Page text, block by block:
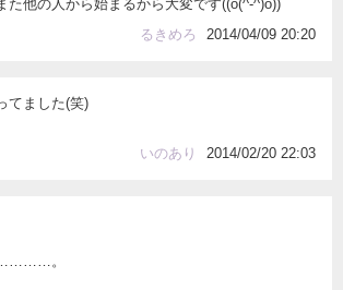
た他の人から始まるから大変です((o(^-^)o))
るきめろ
2014/04/09 20:20
てました(笑)
いのあり
2014/02/20 22:03
。